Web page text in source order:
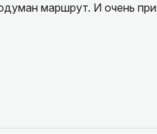
маршрут. И очень